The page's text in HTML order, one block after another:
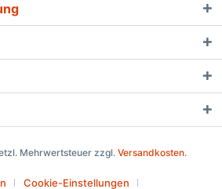
Mehrwertsteuer zzgl. Versandkosten.
Cookie-Einstellungen